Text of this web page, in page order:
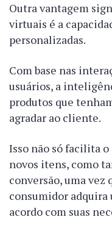
Outra vantagem
virtuais é a
personalizadas.
Com base nas
usuários, a
produtos que
agradar ao cliente.
Isso não só facilita o
novos itens, como
conversão, uma vez
consumidor adquira
acordo com suas